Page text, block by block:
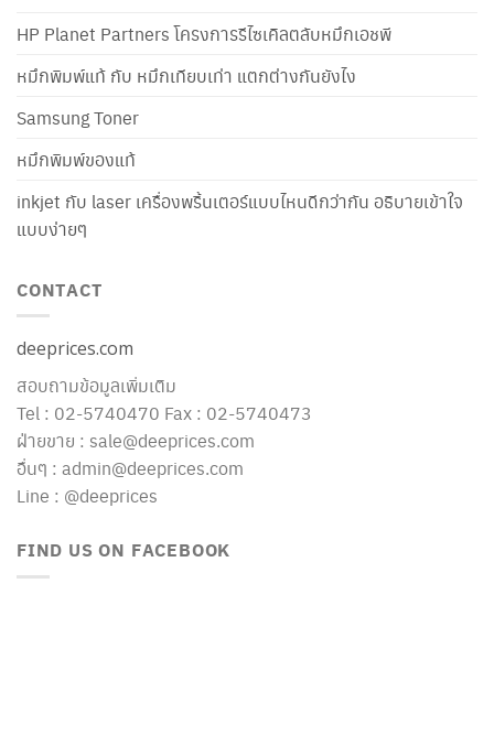
HP Planet Partners โครงการรีไซเคิลตลับหมึกเอชพี
หมึกพิมพ์แท้ กับ หมึกเทียบเท่า แตกต่างกันยังไง
Samsung Toner
หมึกพิมพ์ของแท้
inkjet กับ laser เครื่องพริ้นเตอร์แบบไหนดีกว่ากัน อธิบายเข้าใจ
แบบง่ายๆ
CONTACT
deeprices.com
สอบถามข้อมูลเพิ่มเติม
Tel : 02-5740470 Fax : 02-5740473
ฝ่ายขาย : sale@deeprices.com
อื่นๆ : admin@deeprices.com
Line : @deeprices
FIND US ON FACEBOOK